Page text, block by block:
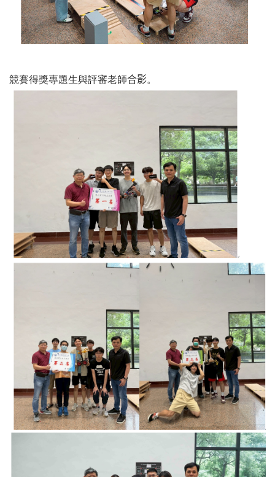
競賽得獎專題生與評審老師合影。